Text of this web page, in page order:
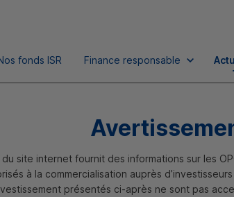
fonds ISR Finance responsable
site internet fournit des informations sur les
à la commercialisation auprès
présentés ci-après ne sont pas